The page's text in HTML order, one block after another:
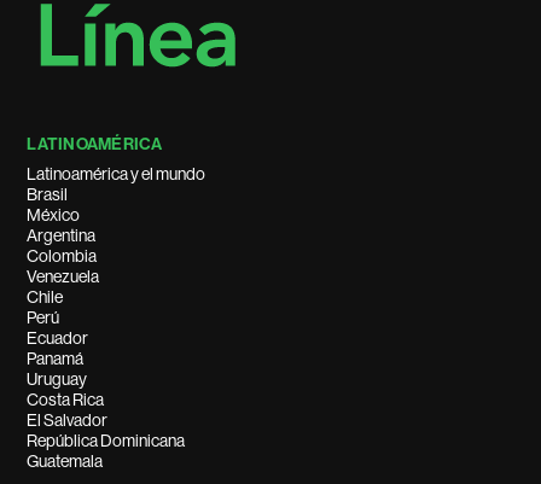
LATINOAMÉRICA
Latinoamérica y el mundo
Brasil
México
Argentina
Colombia
Venezuela
Chile
Perú
Ecuador
Panamá
Uruguay
Costa Rica
El Salvador
República Dominicana
Guatemala